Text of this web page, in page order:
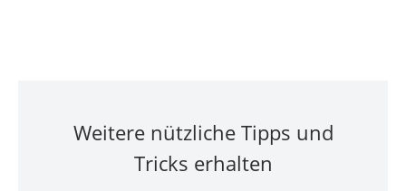
Weitere nützliche Tipps und
Tricks erhalten